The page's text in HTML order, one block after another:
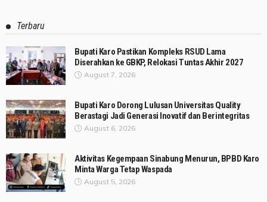
Terbaru
Bupati Karo Pastikan Kompleks RSUD Lama
Diserahkan ke GBKP, Relokasi Tuntas Akhir 2027
August 7, 2026
Bupati Karo Dorong Lulusan Universitas Quality
Berastagi Jadi Generasi Inovatif dan Berintegritas
August 6, 2026
Aktivitas Kegempaan Sinabung Menurun, BPBD Karo
Minta Warga Tetap Waspada
August 5, 2026